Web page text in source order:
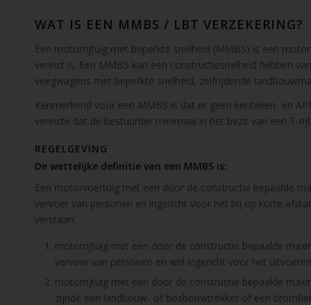
WAT IS EEN MMBS / LBT VERZEKERING?
Een motorrijtuig met beperkte snelheid (MMBS) is een
vereist is. Een MMBS kan een constructiesnelheid hebben
veegwagens met beperkte snelheid, zelfrijdende
Kenmerkend voor een MMBS is dat er geen kenteken- en
vereiste dat de bestuurder minimaal in het bezit van een T-
REGELGEVING
De wettelijke definitie van een MMBS is:
Een motorvoertuig met een door de constructie bepaalde
vervoer van personen en ingericht voor het bij op korte
verstaan:
motorrijtuig met een door de constructie bepaalde
vervoer van personen en wel ingericht voor het
motorrijtuig met een door de constructie bepaalde
zijnde een landbouw- of bosbouwtrekker of een